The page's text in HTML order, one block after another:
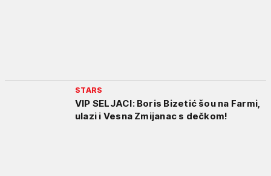
STARS
VIP SELJACI: Boris Bizetić šou na Farmi,
ulazi i Vesna Zmijanac s dečkom!